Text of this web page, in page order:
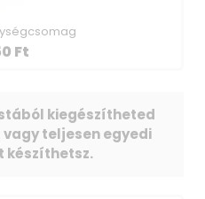
Ft
kiegészítheted
teljesen egyedi
készíthetsz.